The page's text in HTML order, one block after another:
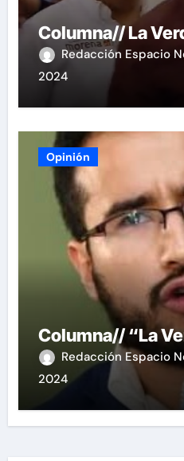
Columna// La
Redacción Espacio
2024
Opinión
Columna// “La
Redacción Espacio
2024